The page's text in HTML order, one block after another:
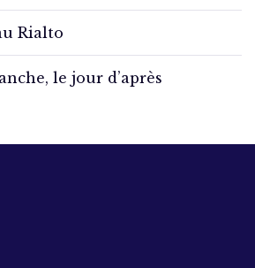
Rialto
le jour d’après